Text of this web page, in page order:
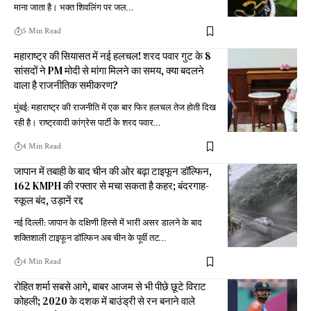
माना जाता है। भक्त शिवलिंग पर जल…
5 Min Read
महाराष्ट्र की सियासत में नई हलचल! शरद पवार गुट के 8
सांसदों ने PM मोदी से मांगा मिलने का समय, क्या बदलने
वाला है राजनीतिक समीकरण?
मुंबई: महाराष्ट्र की राजनीति में एक बार फिर हलचल तेज होती दिख
रही है। राष्ट्रवादी कांग्रेस पार्टी के शरद पवार…
4 Min Read
जापान में तबाही के बाद चीन की ओर बढ़ा टाइफून डॉल्फिन,
162 KMPH की रफ्तार से मचा सकता है कहर; बंदरगाह-
स्कूल बंद, उड़ानें रद्द
नई दिल्ली: जापान के दक्षिणी हिस्से में भारी असर डालने के बाद
शक्तिशाली टाइफून डॉल्फिन अब चीन के पूर्वी तट…
4 Min Read
रोहित शर्मा सबसे आगे, बाबर आजम से भी पीछे छूटे विराट
कोहली; 2020 के दशक में बाउंड्री से रन बनाने वाले